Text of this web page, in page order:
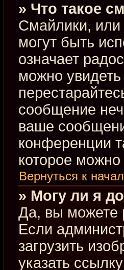
» Что такое
Смайлики, или
могут быть
означает
можно
сообщение
ваше
конференции
которое
Вернуться к
» Могу ли я
Да, вы можете
Если
загрузить
указать